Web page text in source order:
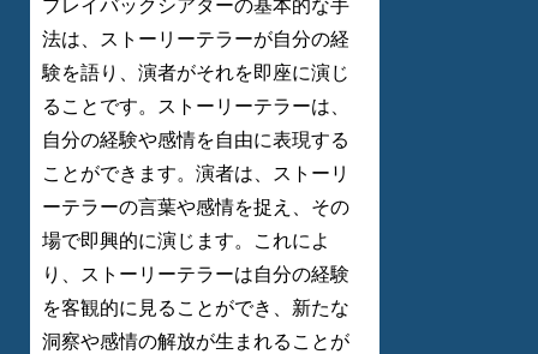
プレイバックシアターの基本的な手
法は、ストーリーテラーが自分の経
験を語り、演者がそれを即座に演じ
ることです。ストーリーテラーは、
自分の経験や感情を自由に表現する
ことができます。演者は、ストーリ
ーテラーの言葉や感情を捉え、その
場で即興的に演じます。これによ
り、ストーリーテラーは自分の経験
を客観的に見ることができ、新たな
洞察や感情の解放が生まれることが